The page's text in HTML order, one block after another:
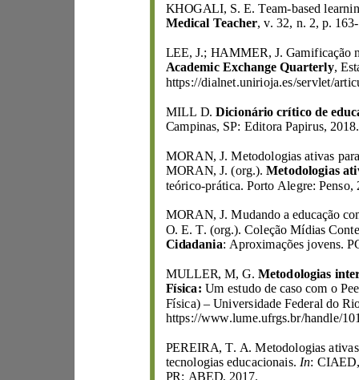
KHOGALI, S. E. Team-
Medical Teacher , v. 32, n. 2, p. 163-
LEE
Academic
Exchange Quarterly
Campinas, SP:
Editora Papirus, 2018.
MORAN, J. (org.).
teórico-
O. E. T. (org.).
Cidadania: Aproximações
MULLER, M, G.
Física:
Física) –
tecnologias educacionais. In
PR: ABED, 2017.